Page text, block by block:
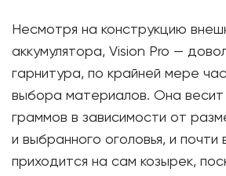
Несмотря на конструкцию
аккумулятора, Vision Pro —
гарнитура, по крайней мере
выбора материалов. Она
граммов в зависимости от
и выбранного оголовья, и почти
приходится на сам козырек,